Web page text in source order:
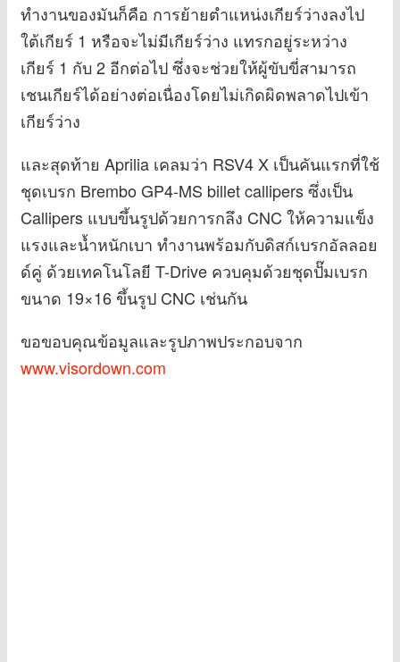
ทำงานของมันก็คือ การย้ายตำแหน่งเกียร์ว่างลงไป
ใต้เกียร์ 1 หรือจะไม่มีเกียร์ว่าง แทรกอยู่ระหว่าง
เกียร์ 1 กับ 2 อีกต่อไป ซึ่งจะช่วยให้ผู้ขับขี่สามารถ
เชนเกียร์ได้อย่างต่อเนื่องโดยไม่เกิดผิดพลาดไปเข้า
เกียร์ว่าง
และสุดท้าย Aprilia เคลมว่า RSV4 X เป็นคันแรกที่ใช้
ชุดเบรก Brembo GP4-MS billet callipers ซึ่งเป็น
Callipers แบบขึ้นรูปด้วยการกลึง CNC ให้ความแข็ง
แรงและน้ำหนักเบา ทำงานพร้อมกับดิสก์เบรกอัลลอย
ด์คู่ ด้วยเทคโนโลยี T-Drive ควบคุมด้วยชุดปั๊มเบรก
ขนาด 19×16 ขึ้นรูป CNC เช่นกัน
ขอขอบคุณข้อมูลและรูปภาพประกอบจาก
www.visordown.com